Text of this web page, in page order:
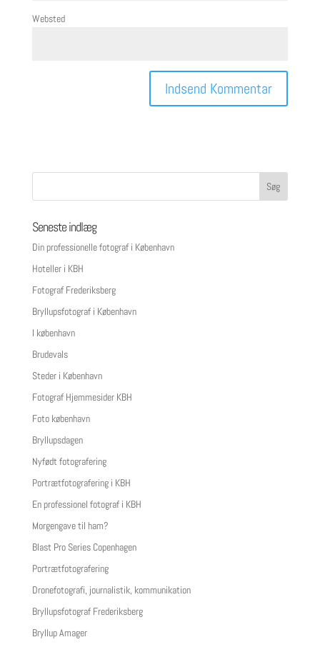
Websted
Seneste indlæg
Din professionelle fotograf i København
Hoteller i KBH
Fotograf Frederiksberg
Bryllupsfotograf i København
I københavn
Brudevals
Steder i København
Fotograf Hjemmesider KBH
Foto københavn
Bryllupsdagen
Nyfødt fotografering
Portrætfotografering i KBH
En professionel fotograf i KBH
Morgengave til ham?
Blast Pro Series Copenhagen
Portrætfotografering
Dronefotografi, journalistik, kommunikation
Bryllupsfotograf Frederiksberg
Bryllup Amager